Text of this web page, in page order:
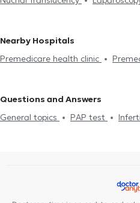
Gynecologists - Obstetricians in
CHOLARGOS
Gynecologists -
Gynecologists - Obstetricians in
Gynecologists - Obstetricians in
Bacterial Vaginosis
Uterine prolapse
Salpingography
PAP test
Nearby Hospitals
Premedicare health clinic
Questions and Answers
General topics
PAP test